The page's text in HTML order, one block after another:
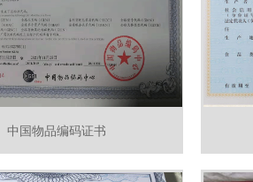
中国物品编码证书